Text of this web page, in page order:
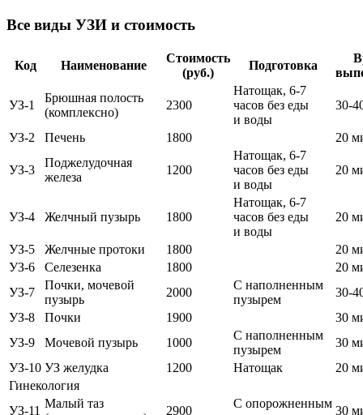
Все виды УЗИ и стоимость
Код Наименование
Стоимость
(руб.)
Подготовка
УЗ-1
Брюшная полость
(комплексно)
2300
Натощак, 6-7
часов без еды
и воды
30-
УЗ-2 Печень 1800 20
УЗ-3
Поджелудочная
железа
1200
Натощак, 6-7
часов без еды
и воды
20
УЗ-4 Желчный пузырь 1800
Натощак, 6-7
часов без еды
и воды
20
УЗ-5 Желчные протоки 1800
20
УЗ-6
Селезенка 1800
20
УЗ-7
Почки, мочевой
пузырь
2000
С наполненным
пузырем
30-
УЗ-8
Почки 1900
30
УЗ-9
Мочевой пузырь 1000
С наполненным
пузырем
30
УЗ-10 УЗ желудка 1200 Натощак
20
Гинекология
УЗ-11
Малый таз
2900
С опорожненным
30